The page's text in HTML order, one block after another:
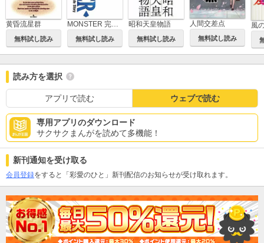
黄昏流星群
無料試し読み
MONSTER 完全版 デジタルVer.
無料試し読み
昭和天皇物語
無料試し読み
人間交差点
無料試し読み
風
読み方を選択
アプリで読む ウェブで読む
専用アプリのダウンロード
サクサクまんがを読めて多機能！
新刊通知を受け取る
会員登録をすると「彩愛のひと」新刊配信のお知らせが受け取れます。